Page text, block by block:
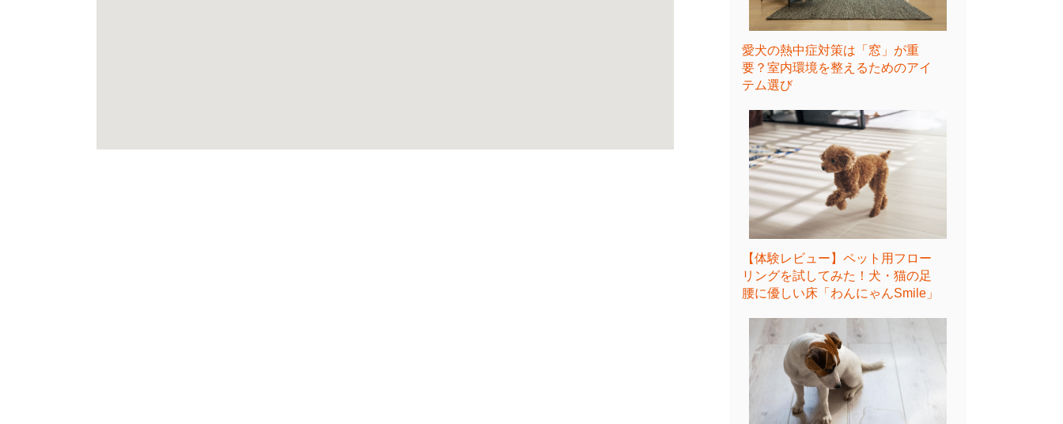
愛犬の熱中症対策は「窓」が重
要？室内環境を整えるためのアイ
テム選び
【体験レビュー】ペット用フロー
リングを試してみた！犬・猫の足
腰に優しい床「わんにゃんSmile」